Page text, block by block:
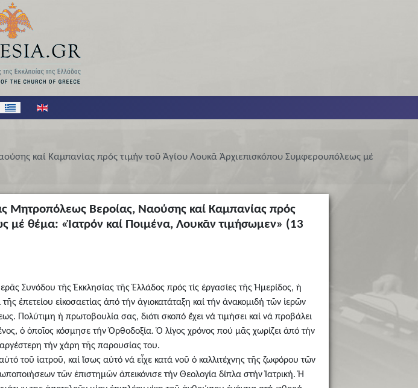
τη γλώσσα σας
καί Καμπανίας πρός τιμήν τοῦ Ἁγίου Λουκᾶ Ἀρχιεπισκόπου Συμφερουπόλεως μέ
Μητροπόλεως Βεροίας, Ναούσης καί Καμπανίας πρός
μέ θέμα: «Ἰατρόν καί Ποιμένα, Λουκᾶν τιμήσωμεν» (13
Συνόδου τῆς Ἐκκλησίας τῆς Ἑλλάδος πρός τίς ἐργασίες τῆς Ἡμερίδος, ἡ
ἐπετείου εἰκοσαετίας ἀπό τήν ἁγιοκατάταξη καί τήν ἀνακομιδή τῶν ἱερῶν
Πολύτιμη ἡ πρωτοβουλία σας, διότι σκοπό ἔχει νά τιμήσει καί νά προβάλει
ὁ ὁποῖος κόσμησε τήν Ὀρθοδοξία. Ὁ λίγος χρόνος πού μᾶς χωρίζει ἀπό τήν
τήν χάρη τῆς παρουσίας του.
τοῦ ἰατροῦ, καί ἴσως αὐτό νά εἶχε κατά νοῦ ὁ καλλιτέχνης τῆς ζωφόρου τῶν
τῶν ἐπιστημῶν ἀπεικόνισε τήν Θεολογία δίπλα στήν Ἰατρική. Ἡ